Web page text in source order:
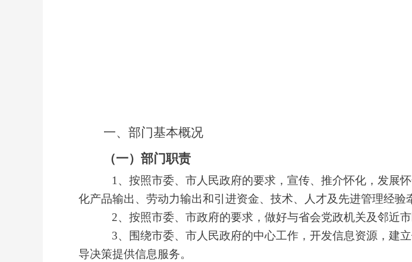
一、部门基本概况
（一）部门职责
1、按照市委、市人民政府的要求，宣传、推介怀化，发展
化产品输出、劳动力输出和引进资金、技术、人才及先进管理经验
2、按照市委、市政府的要求，做好与省会党政机关及邻近
3、围绕市委、市人民政府的中心工作，开发信息资源，建
导决策提供信息服务。